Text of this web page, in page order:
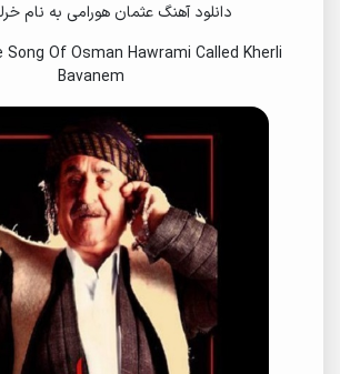
دانلود آهنگ عثمان هورامی به نام
Song Of Osman Hawrami Called Kherli
Bavanem